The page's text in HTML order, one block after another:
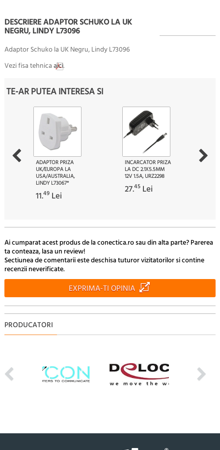
DESCRIERE ADAPTOR SCHUKO LA UK
NEGRU, LINDY L73096
Adaptor Schuko la UK Negru, Lindy L73096
Vezi fisa tehnicaaici.
TE-AR PUTEA INTERESA SI
ADAPTOR PRIZA
UK/EUROPA LA
USA/AUSTRALIA,
LINDY L73067*
11.49 Lei
INCARCATOR PRIZA
LA DC 2.1X5.5MM
12V 1.5A, URZ2298
27.45 Lei
Ai cumparat acest produs de la conectica.ro sau din alta parte? Parerea
ta conteaza, lasa un review!
Sectiunea de comentarii este deschisa tuturor vizitatorilor si contine
recenzii neverificate.
EXPRIMA-TI OPINIA
PRODUCATORI